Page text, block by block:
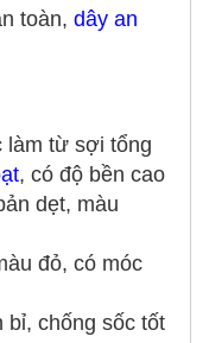
toàn, dây an
làm từ sợi tổng
, có độ bền cao
dẹt, màu
đỏ, có móc
bỉ, chống sốc tốt